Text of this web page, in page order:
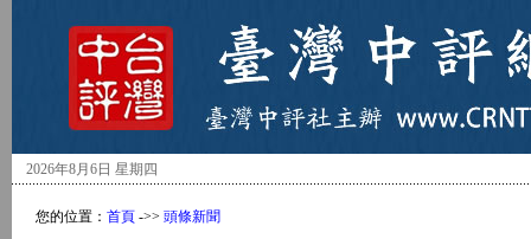
2026年8月6日 星期四
您的位置： 首頁 ->> 頭條新聞